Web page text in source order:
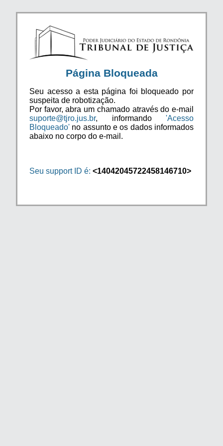
Página Bloqueada
Seu acesso a esta página foi bloqueado por
suspeita de robotização.
Por favor, abra um chamado através do e-mail
suporte@tjro.jus.br, informando 'Acesso
Bloqueado' no assunto e os dados informados
abaixo no corpo do e-mail.
Seu support ID é: <14042045722458146710>